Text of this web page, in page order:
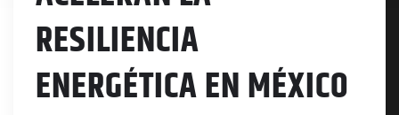
RESILIENCIA
ENERGÉTICA EN MÉXICO